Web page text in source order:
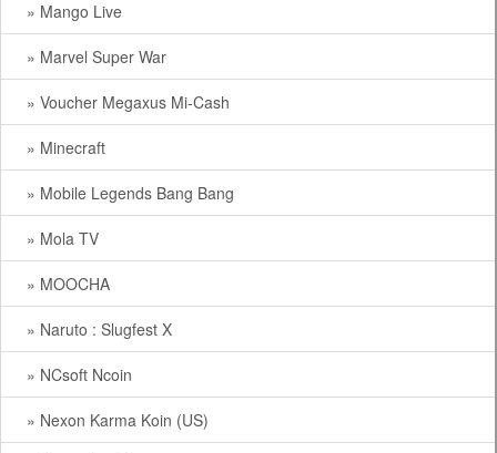
» Mango Live
» Marvel Super War
» Voucher Megaxus Mi-Cash
» Minecraft
» Mobile Legends Bang Bang
» Mola TV
» MOOCHA
» Naruto : Slugfest X
» NCsoft Ncoin
» Nexon Karma Koin (US)